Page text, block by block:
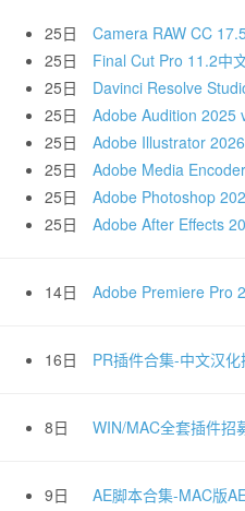
25日
Camera RAW CC
25日
Final Cut Pro 11.2中
25日
Davinci Resolve
25日
Adobe Audition 2025
25日
Adobe Illustrator
25日
Adobe Media
25日
Adobe Photoshop
25日
Adobe After Effects
14日 Adobe Premiere Pro
16日 PR插件合集-中文汉
8日 WIN/MAC全套插件招
9日 AE脚本合集-MAC版